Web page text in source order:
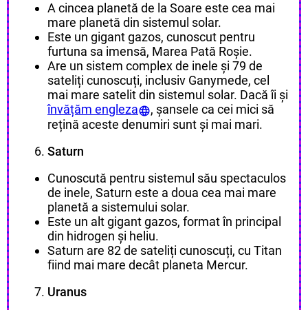
A cincea planetă de la Soare este cea mai
mare planetă din sistemul solar.
Este un gigant gazos, cunoscut pentru
furtuna sa imensă, Marea Pată Roșie.
Are un sistem complex de inele și 79 de
sateliți cunoscuți, inclusiv Ganymede, cel
mai mare satelit din sistemul solar. Dacă îi și
învățăm engleza
, șansele ca cei mici să
rețină aceste denumiri sunt și mai mari.
Saturn
Cunoscută pentru sistemul său spectaculos
de inele, Saturn este a doua cea mai mare
planetă a sistemului solar.
Este un alt gigant gazos, format în principal
din hidrogen și heliu.
Saturn are 82 de sateliți cunoscuți, cu Titan
fiind mai mare decât planeta Mercur.
Uranus